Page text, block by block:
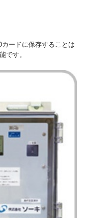
ードに保存することは
です。